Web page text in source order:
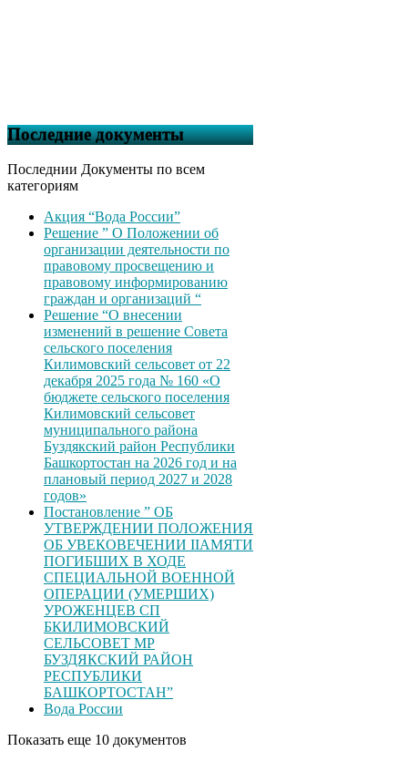
Последние документы
Последнии Документы по всем
категориям
Акция “Вода России”
Решение ” О Положении об
организации деятельности по
правовому просвещению и
правовому информированию
граждан и организаций “
Решение “О внесении
изменений в решение Совета
сельского поселения
Килимовский сельсовет от 22
декабря 2025 года № 160 «О
бюджете сельского поселения
Килимовский сельсовет
муниципального района
Буздякский район Республики
Башкортостан на 2026 год и на
плановый период 2027 и 2028
годов»
Постановление ” ОБ
УТВЕРЖДЕНИИ ПОЛОЖЕНИЯ
ОБ УВЕКОВЕЧЕНИИ ІІАМЯТИ
ПОГИБШИХ В ХОДЕ
СПЕЦИАЛЬНОЙ ВОЕННОЙ
ОПЕРАЦИИ (УМЕРШИХ)
УРОЖЕНЦЕВ CП
БКИЛИМОВСКИЙ
СЕЛЬСОВЕТ МР
БУЗДЯКСКИЙ РАЙОН
РЕСПУБЛИКИ
БАШКОРТОСТАН”
Вода России
Показать еще 10 документов